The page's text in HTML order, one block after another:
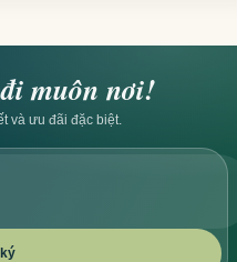
đi muôn nơi!
và ưu đãi đặc biệt.